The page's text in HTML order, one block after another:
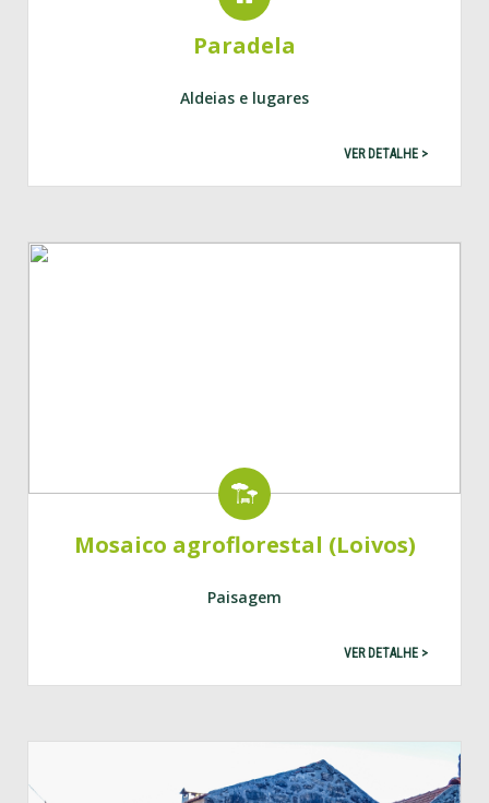
Paradela
Aldeias e lugares
VER DETALHE >
Mosaico agroflorestal (Loivos)
Paisagem
VER DETALHE >